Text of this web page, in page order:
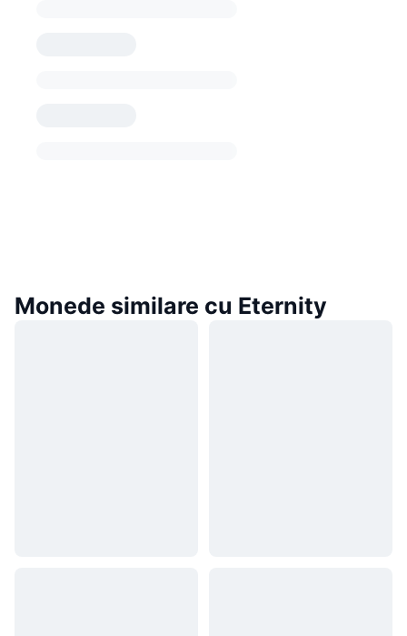
Monede similare cu Eternity